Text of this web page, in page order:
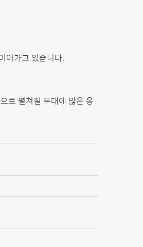
어가고 있습니다.
로 펼쳐질 무대에 많은 응